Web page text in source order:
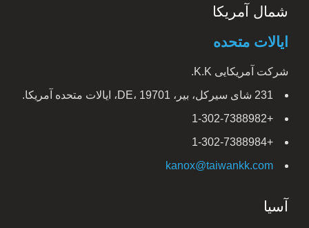
شمال آمریکا
ایالات متحده
شرکت آمریکایی K.K.
231 شای سیرکل، بیر، DE، 19701، ایالات متحده آمریکا.
+1-302-7388982
+1-302-7388984
kanox@taiwankk.com
آسیا